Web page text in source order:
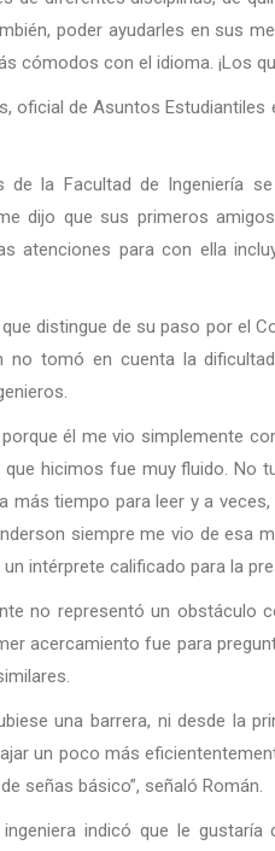
poder ayudarles en sus
cómodos con el idioma. ¡Los
oficial de Asuntos Estudiantiles
de la Facultad de Ingeniería
dijo que sus primeros
atenciones para con ella
distingue de su paso por el
no tomó en cuenta la
porque él me vio simplemente
hicimos fue muy fluido. No
más tiempo para leer y a
siempre me vio de esa
intérprete calificado para la
no representó un obstáculo
acercamiento fue para
una barrera, ni desde la
un poco más
señas básico”, señaló Román.
indicó que le gustaría